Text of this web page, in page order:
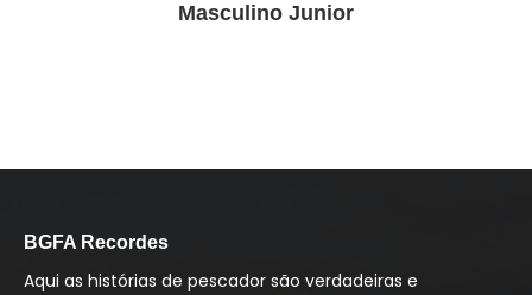
Masculino Junior
BGFA Recordes
Aqui as histórias de pescador são verdadeiras e